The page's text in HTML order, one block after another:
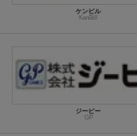
ケンビル
KenBill
ジーピー
GP